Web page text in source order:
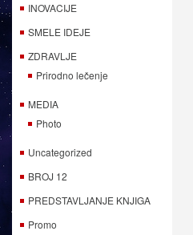
INOVACIJE
SMELE IDEJE
ZDRAVLJE
Prirodno lečenje
MEDIA
Photo
Uncategorized
BROJ 12
PREDSTAVLJANJE KNJIGA
Promo